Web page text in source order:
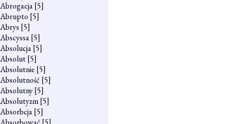
Abrogacja[5]
Abrupto [5]
Abrys [5]
Abscyssa[5]
Absolucja[5]
Absolut[5]
Absolutnie [5]
Absolutność [5]
Absolutny[5]
Absolutyzm[5]
Absorbcja[5]